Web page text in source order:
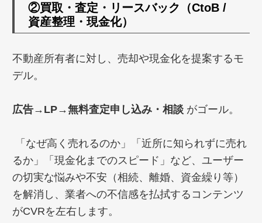
②買取・査定・リースバック（CtoB /
資産整理・現金化）
不動産所有者に対し、売却や現金化を提案するモ
デル。
広告→LP→無料査定申し込み・相談 がゴール。
「なぜ高く売れるのか」「近所に知られずに売れ
るか」「現金化までのスピード」など、ユーザー
の切実な悩みや不安（相続、離婚、資金繰り等）
を解消し、業者への不信感を払拭するコンテンツ
がCVRを左右します。